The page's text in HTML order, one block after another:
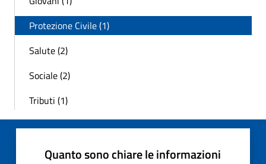
Protezione Civile (1)
Salute (2)
Sociale (2)
Tributi (1)
Quanto sono chiare le informazioni